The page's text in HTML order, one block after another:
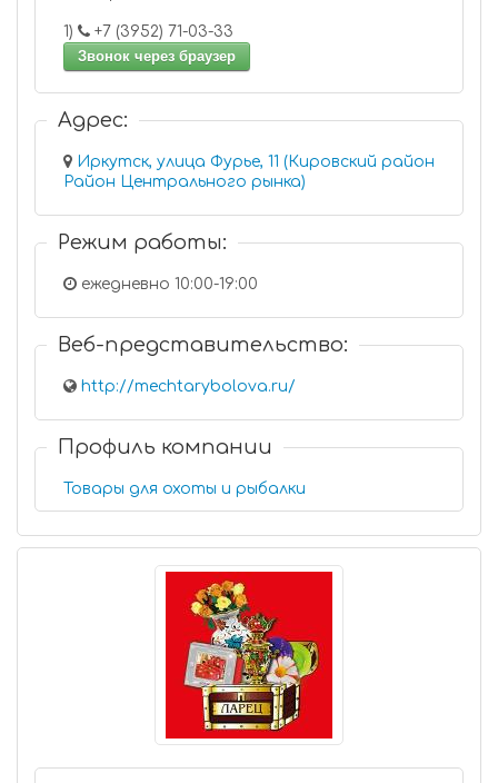
1)
+7 (3952) 71-03-33
Звонок через браузер
Адрес:
Иркутск, улица Фурье, 11 (Кировский район
Район Центрального рынка)
Режим работы:
ежедневно 10:00-19:00
Веб-представительство:
http://mechtarybolova.ru/
Профиль компании
Товары для охоты и рыбалки